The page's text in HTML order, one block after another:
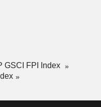
GSCI FPI Index